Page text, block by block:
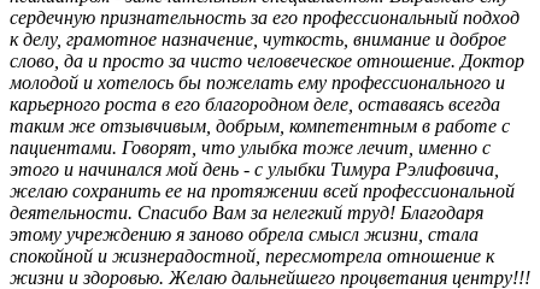
сердечную признательность за его профессиональный подход
к делу, грамотное назначение, чуткость, внимание и доброе
слово, да и просто за чисто человеческое отношение. Доктор
молодой и хотелось бы пожелать ему профессионального и
карьерного роста в его благородном деле, оставаясь всегда
таким же отзывчивым, добрым, компетентным в работе с
пациентами. Говорят, что улыбка тоже лечит, именно с
этого и начинался мой день - с улыбки Тимура Рэлифовича,
желаю сохранить ее на протяжении всей профессиональной
деятельности. Спасибо Вам за нелегкий труд! Благодаря
этому учреждению я заново обрела смысл жизни, стала
спокойной и жизнерадостной, пересмотрела отношение к
жизни и здоровью. Желаю дальнейшего процветания центру!!!